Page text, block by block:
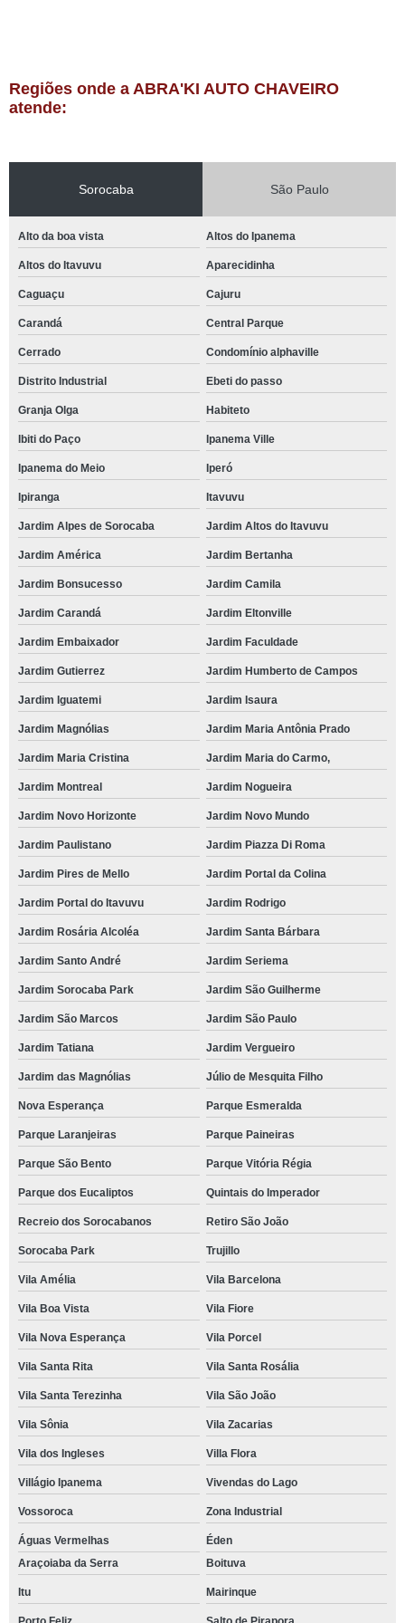
Regiões onde a ABRA'KI AUTO CHAVEIRO
atende:
Sorocaba São Paulo
Alto da boa vista Altos do Ipanema
Altos do Itavuvu Aparecidinha
Caguaçu Cajuru
Carandá Central Parque
Cerrado Condomínio alphaville
Distrito Industrial Ebeti do passo
Granja Olga Habiteto
Ibiti do Paço Ipanema Ville
Ipanema do Meio Iperó
Ipiranga Itavuvu
Jardim Alpes de Sorocaba Jardim Altos do Itavuvu
Jardim América Jardim Bertanha
Jardim Bonsucesso Jardim Camila
Jardim Carandá Jardim Eltonville
Jardim Embaixador Jardim Faculdade
Jardim Gutierrez Jardim Humberto de Campos
Jardim Iguatemi Jardim Isaura
Jardim Magnólias Jardim Maria Antônia Prado
Jardim Maria Cristina Jardim Maria do Carmo,
Jardim Montreal Jardim Nogueira
Jardim Novo Horizonte Jardim Novo Mundo
Jardim Paulistano Jardim Piazza Di Roma
Jardim Pires de Mello Jardim Portal da Colina
Jardim Portal do Itavuvu Jardim Rodrigo
Jardim Rosária Alcoléa Jardim Santa Bárbara
Jardim Santo André Jardim Seriema
Jardim Sorocaba Park Jardim São Guilherme
Jardim São Marcos Jardim São Paulo
Jardim Tatiana Jardim Vergueiro
Jardim das Magnólias Júlio de Mesquita Filho
Nova Esperança Parque Esmeralda
Parque Laranjeiras Parque Paineiras
Parque São Bento Parque Vitória Régia
Parque dos Eucaliptos Quintais do Imperador
Recreio dos Sorocabanos Retiro São João
Sorocaba Park Trujillo
Vila Amélia Vila Barcelona
Vila Boa Vista Vila Fiore
Vila Nova Esperança Vila Porcel
Vila Santa Rita Vila Santa Rosália
Vila Santa Terezinha Vila São João
Vila Sônia Vila Zacarias
Vila dos Ingleses Villa Flora
Villágio Ipanema Vivendas do Lago
Vossoroca Zona Industrial
Águas Vermelhas
Éden
Araçoiaba da Serra
Boituva
Itu Mairinque